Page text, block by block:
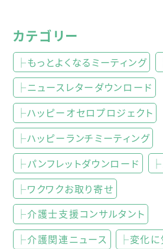
カテゴリー
├もっとよくなるミーティング
├ニュースレターダウンロード
├ハッピーオセロプロジェクト
├ハッピーランチミーティング
├パンフレットダウンロード
├ワクワクお取り寄せ
├介護士支援コンサルタント
├介護関連ニュース
├変化に